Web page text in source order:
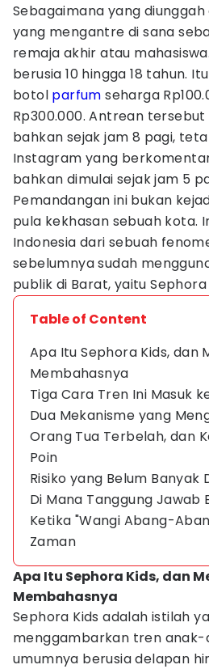
Sebagaimana yang diunggah
yang mengantre di sana
remaja akhir atau
berusia 10 hingga 18 tahun.
botol parfum seharga
Rp300.000. Antrean
bahkan sejak jam 8 pagi,
Instagram yang
bahkan dimulai sejak jam 5
Pemandangan ini bukan
pula kekhasan sebuah kota.
Indonesia dari sebuah
sebelumnya sudah
publik di Barat, yaitu Sephora
Table of Content
Apa Itu Sephora Kids, dan
Membahasnya
Tiga Cara Tren Ini Masuk
Dua Mekanisme yang
Orang Tua Terbelah, dan
Poin
Risiko yang Belum Banyak
Di Mana Tanggung Jawab
Ketika "Wangi Abang-
Zaman
Apa Itu Sephora Kids, dan
Membahasnya
Sephora Kids adalah istilah
menggambarkan tren anak-
umumnya berusia delapan